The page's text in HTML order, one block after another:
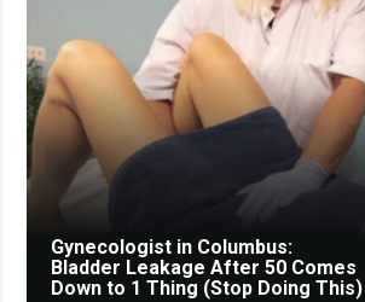
Gynecologist in Columbus:
Bladder Leakage After 50 Comes
Down to 1 Thing (Stop Doing This)